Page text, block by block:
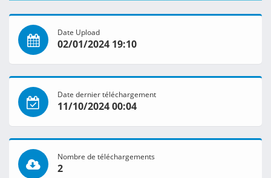
Date Upload
02/01/2024 19:10
Date dernier téléchargement
11/10/2024 00:04
Nombre de téléchargements
2